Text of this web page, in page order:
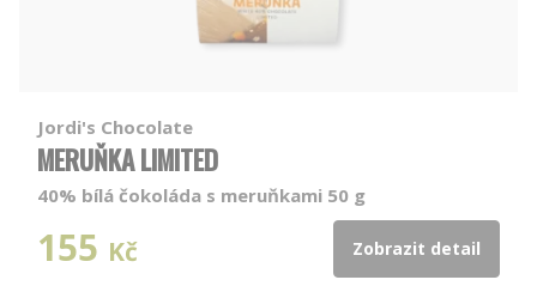
Jordi's Chocolate
MERUŇKA LIMITED
40% bílá čokoláda s meruňkami 50 g
155 Kč Zobrazit detail